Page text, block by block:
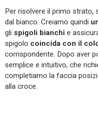
Per risolvere il primo strato,
dal bianco. Creiamo quindi
gli spigoli bianchi e
spigolo coincida con il
corrispondente. Dopo aver
semplice e intuitivo, che
completiamo la faccia
alla croce.